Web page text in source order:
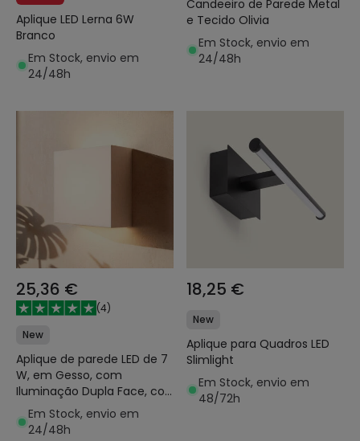
Aplique LED Lerna 6W
Branco
Em Stock, envio em
24/48h
Candeeiro de Parede Metal
e Tecido Olivia
Em Stock, envio em
24/48h
25,36 €
(4)
New
Aplique de parede LED de 7
W, em Gesso, com
Iluminação Dupla Face, cor
Esmeralda
Em Stock, envio em
24/48h
18,25 €
New
Aplique para Quadros LED
Slimlight
Em Stock, envio em
48/72h